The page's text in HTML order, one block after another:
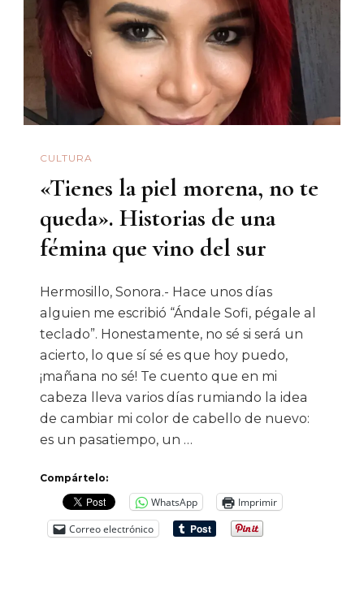
CULTURA
«Tienes la piel morena, no te
queda». Historias de una
fémina que vino del sur
Hermosillo, Sonora.- Hace unos días
alguien me escribió “Ándale Sofi, pégale al
teclado”. Honestamente, no sé si será un
acierto, lo que sí sé es que hoy puedo,
¡mañana no sé! Te cuento que en mi
cabeza lleva varios días rumiando la idea
de cambiar mi color de cabello de nuevo:
es un pasatiempo, un …
Compártelo:
WhatsApp
Imprimir
Correo electrónico